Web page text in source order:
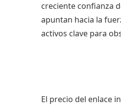
creciente confianza
apuntan hacia la
activos clave para
El precio del enlace